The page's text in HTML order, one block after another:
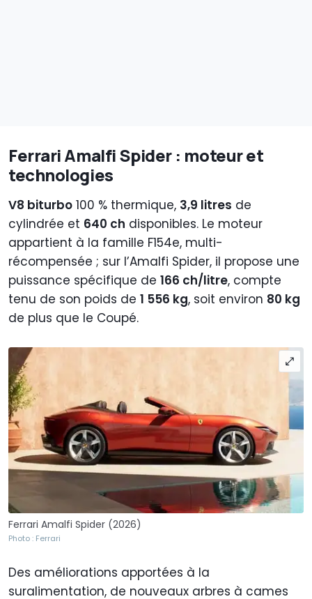
Ferrari Amalfi Spider : moteur et
technologies
V8 biturbo 100 % thermique, 3,9 litres de
cylindrée et 640 ch disponibles. Le moteur
appartient à la famille F154e, multi-
récompensée ; sur l’Amalfi Spider, il propose une
puissance spécifique de 166 ch/litre, compte
tenu de son poids de 1 556 kg, soit environ 80 kg
de plus que le Coupé.
Ferrari Amalfi Spider (2026)
Photo : Ferrari
Des améliorations apportées à la
suralimentation, de nouveaux arbres à cames